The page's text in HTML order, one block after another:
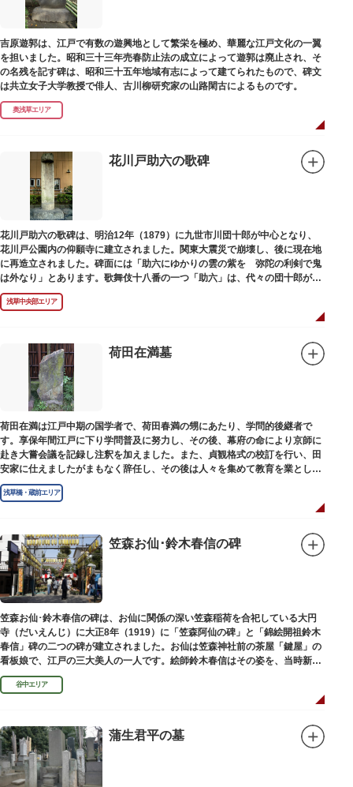
吉原遊郭は、江戸で有数の遊興地として繁栄を極め、華麗な江戸文化の一翼
を担いました。昭和三十三年売春防止法の成立によって遊郭は廃止され、そ
の名残を記す碑は、昭和三十五年地域有志によって建てられたもので、碑文
は共立女子大学教授で俳人、古川柳研究家の山路閑古によるものです。
奥浅草エリア
花川戸助六の歌碑
花川戸助六の歌碑は、明治12年（1879）に九世市川団十郎が中心となり、
花川戸公園内の仰願寺に建立されました。関東大震災で崩壊し、後に現在地
に再造立されました。碑面には「助六にゆかりの雲の紫を 弥陀の利剣で鬼
は外なり」とあります。歌舞伎十八番の一つ「助六」は、代々の団十郎が伝
えていますが、助六の実像は不明です。
浅草中央部エリア
荷田在満墓
荷田在満は江戸中期の国学者で、荷田春満の甥にあたり、学問的後継者で
す。享保年間江戸に下り学問普及に努力し、その後、幕府の命により京師に
赴き大嘗会議を記録し注釈を加えました。また、貞観格式の校訂を行い、田
安家に仕えましたがまもなく辞任し、その後は人々を集めて教育を業としま
した。お墓は金竜寺（きんりゅうじ）境内にあります。
浅草橋・蔵前エリア
笠森お仙･鈴木春信の碑
笠森お仙･鈴木春信の碑は、お仙に関係の深い笠森稲荷を合祀している大円
寺（だいえんじ）に大正8年（1919）に「笠森阿仙の碑」と「錦絵開祖鈴木
春信」碑の二つの碑が建立されました。お仙は笠森神社前の茶屋「鍵屋」の
看板娘で、江戸の三大美人の一人です。絵師鈴木春信はその姿を、当時新し
い絵画様式である多色刷り版画「錦絵」に描きました。
谷中エリア
蒲生君平の墓